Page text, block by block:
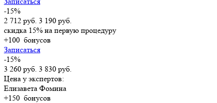
-15%
2 712 руб. 3 190 руб.
скидка 15% на первую процедуру
+100 бонусов
Записаться
-15%
3 260 руб. 3 830 руб.
Цена у экспертов:
Елизавета Фомина
+150 бонусов